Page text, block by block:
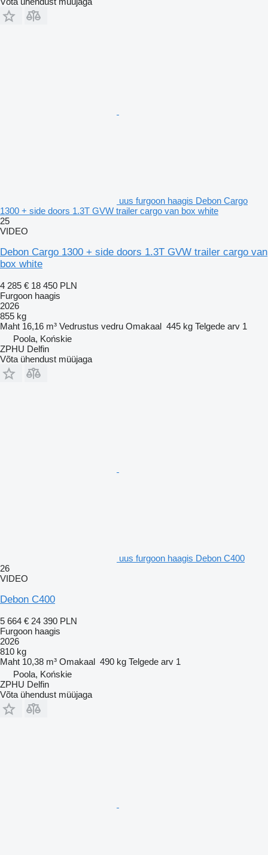
uus furgoon haagis Debon Cargo
1300 + side doors 1.3T GVW trailer cargo van box white
25
VIDEO
Debon Cargo 1300 + side doors 1.3T GVW trailer cargo van
box white
4 285 € 18 450 PLN
Furgoon haagis
2026
855 kg
Maht 16,16 m³ Vedrustus vedru Omakaal 445 kg Telgede arv 1
Poola, Końskie
ZPHU Delfin
Võta ühendust müüjaga
uus furgoon haagis Debon C400
26
VIDEO
Debon C400
5 664 € 24 390 PLN
Furgoon haagis
2026
810 kg
Maht 10,38 m³ Omakaal 490 kg Telgede arv 1
Poola, Końskie
ZPHU Delfin
Võta ühendust müüjaga